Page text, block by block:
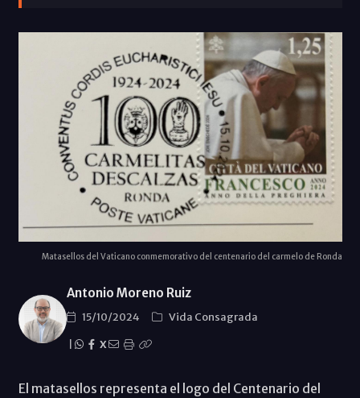
Matasellos del Vaticano conmemorativo del centenario del carmelo de Ronda
Antonio Moreno Ruiz
15/10/2024
Vida Consagrada
X
El matasellos representa el logo del Centenario del